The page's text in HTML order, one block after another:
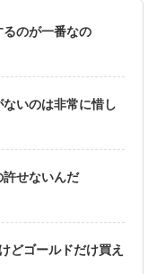
るのが一番なの
ないのは非常に惜し
許せないんだ
どゴールドだけ買え